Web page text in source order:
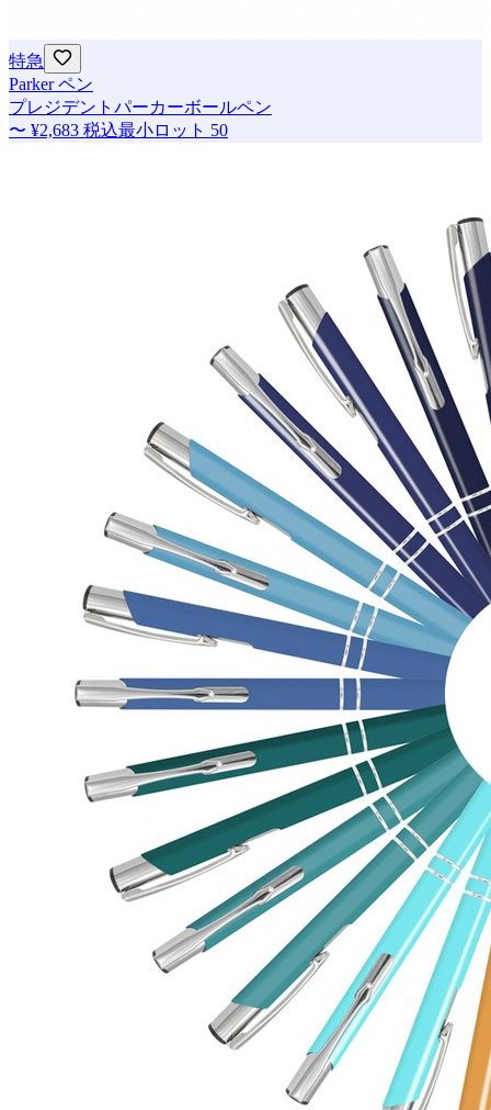
特急
Parker ペン
プレジデントパーカーボールペン
〜 ¥2,683 税込最小ロット 50